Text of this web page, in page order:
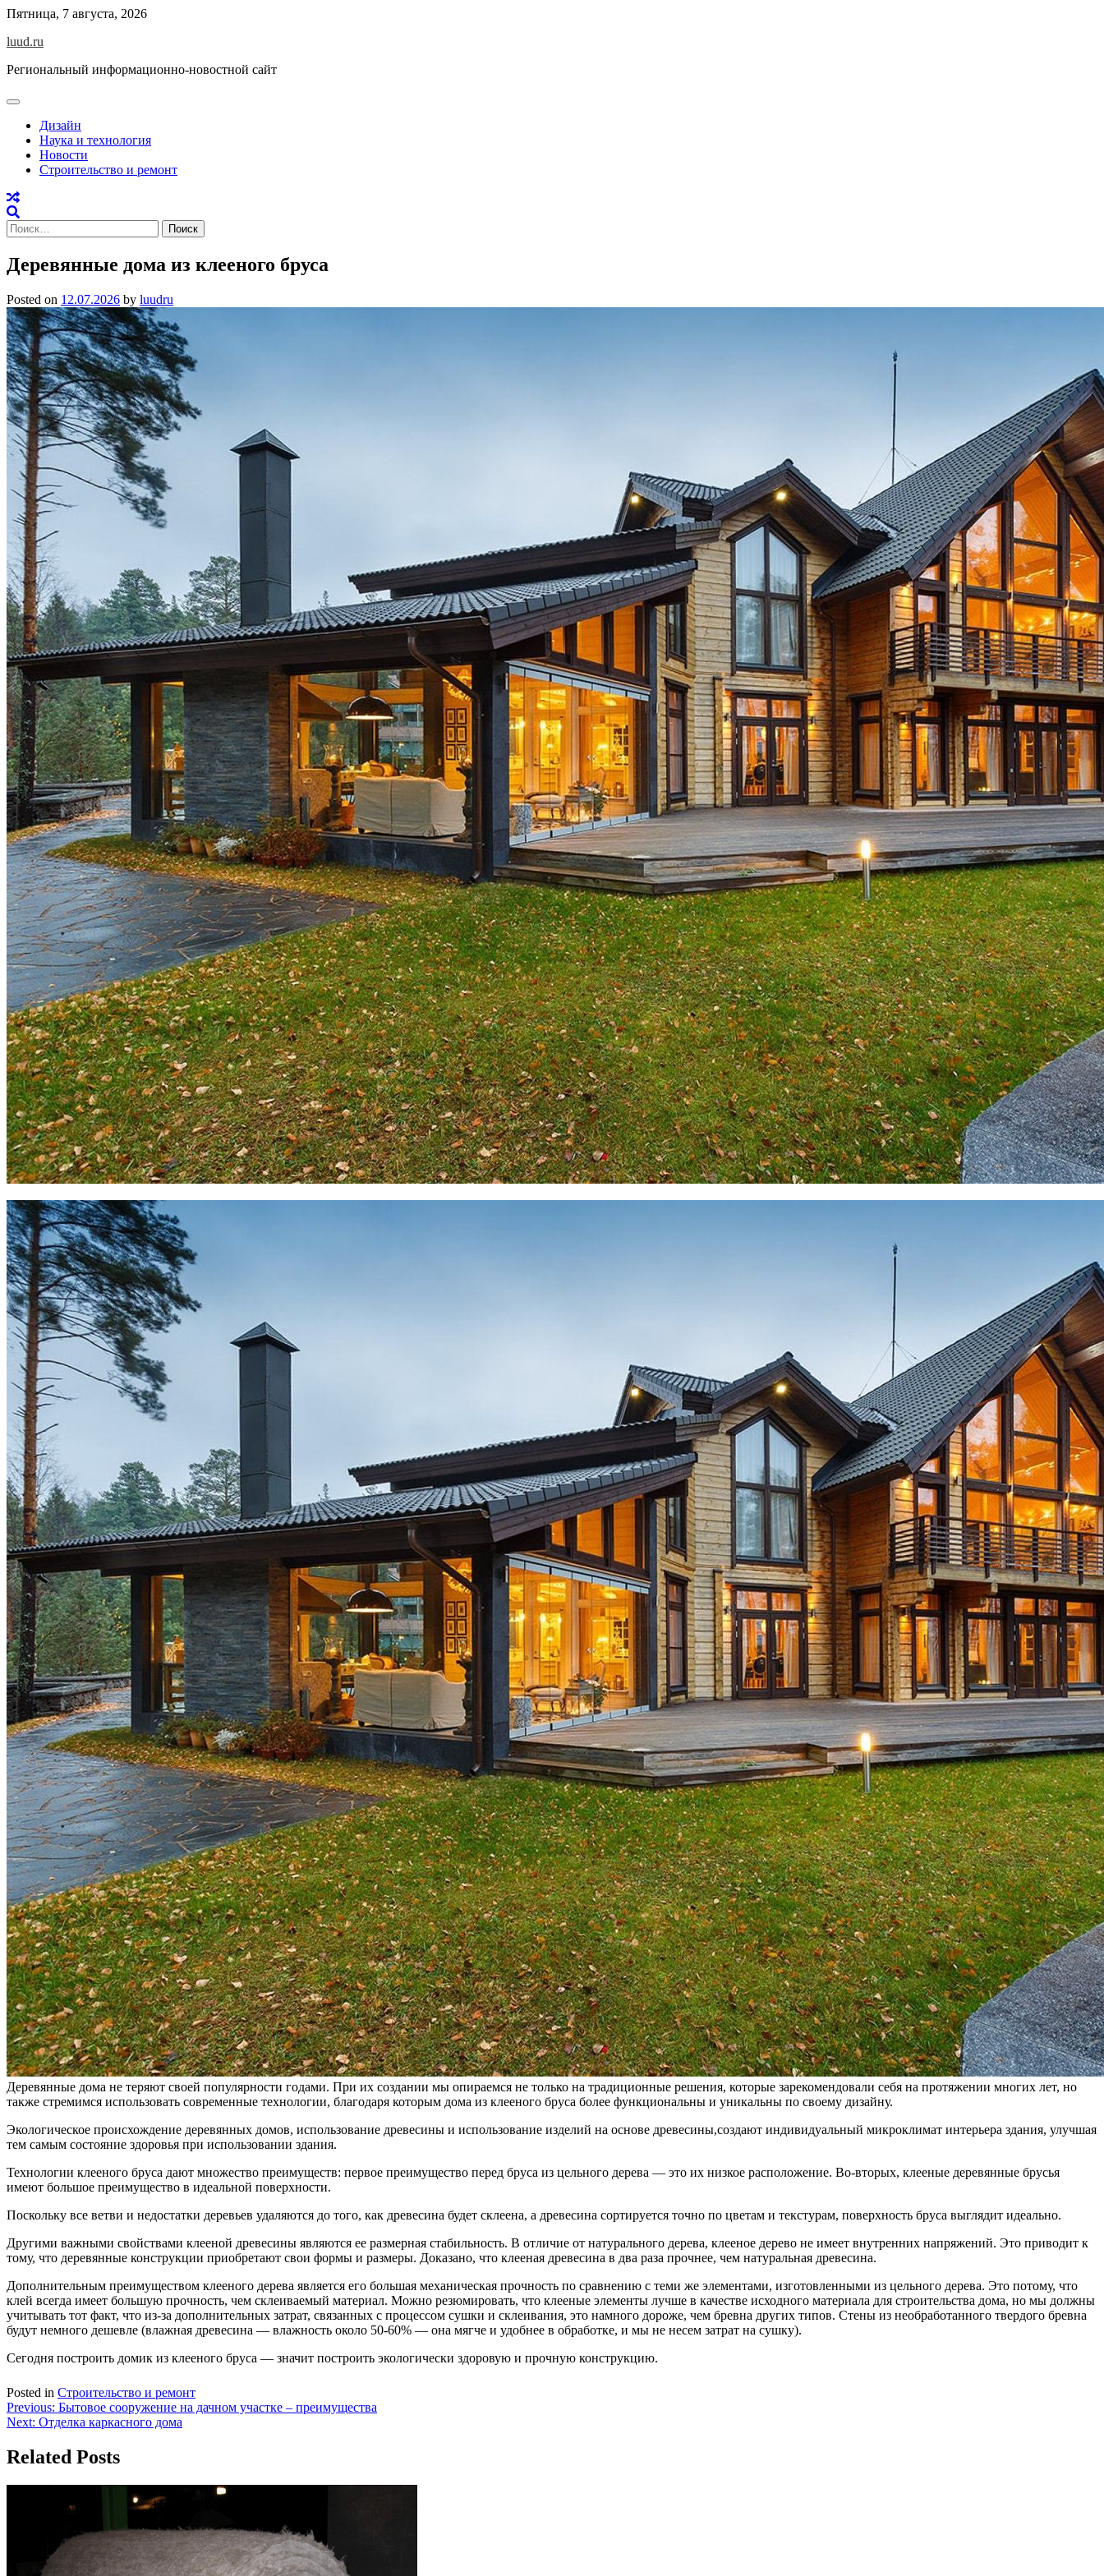
Skip
content
Пятница, 7 августа, 2026
luud.ru
Региональный информационно-новостной сайт
Дизайн
Наука и технология
Новости
Строительство и ремонт
Найти:
Деревянные дома из клееного бруса
Posted on 12.07.2026 by luudru
Деревянные дома не теряют своей популярности годами. При их создании мы опираемся не только на традиционные решения, которые зарекомендовали себя на протяжении многих лет, но
также стремимся использовать современные технологии, благодаря которым дома из клееного бруса более функциональны и уникальны по своему дизайну.
Экологическое происхождение деревянных домов, использование древесины и использование изделий на основе древесины,создают индивидуальный микроклимат интерьера здания, улучшая
тем самым состояние здоровья при использовании здания.
Технологии клееного бруса дают множество преимуществ: первое преимущество перед бруса из цельного дерева — это их низкое расположение. Во-вторых, клееные деревянные брусья
имеют большое преимущество в идеальной поверхности.
Поскольку все ветви и недостатки деревьев удаляются до того, как древесина будет склеена, а древесина сортируется точно по цветам и текстурам, поверхность бруса выглядит идеально.
Другими важными свойствами клееной древесины являются ее размерная стабильность. В отличие от натурального дерева, клееное дерево не имеет внутренних напряжений. Это приводит к
тому, что деревянные конструкции приобретают свои формы и размеры. Доказано, что клееная древесина в два раза прочнее, чем натуральная древесина.
Дополнительным преимуществом клееного дерева является его большая механическая прочность по сравнению с теми же элементами, изготовленными из цельного дерева. Это потому, что
клей всегда имеет большую прочность, чем склеиваемый материал. Можно резюмировать, что клееные элементы лучше в качестве исходного материала для строительства дома, но мы должны
учитывать тот факт, что из-за дополнительных затрат, связанных с процессом сушки и склеивания, это намного дороже, чем бревна других типов. Стены из необработанного твердого бревна
будут немного дешевле (влажная древесина — влажность около 50-60% — она ​​мягче и удобнее в обработке, и мы не несем затрат на сушку).
Сегодня построить домик из клееного бруса — значит построить экологически здоровую и прочную конструкцию.
Posted in Строительство и ремонт
Навигация
по
записям
Previous: Бытовое сооружение на дачном участке – преимущества
Next: Отделка каркасного дома
Related Posts